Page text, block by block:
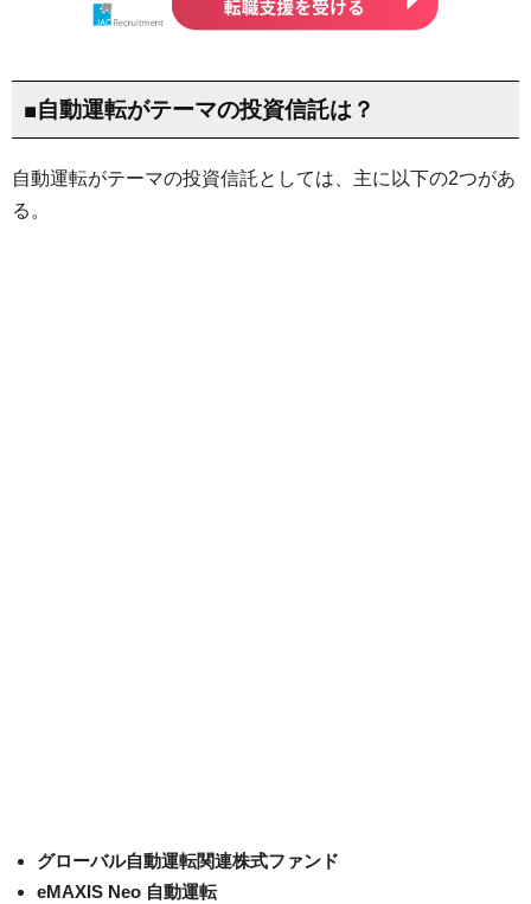
■自動運転がテーマの投資信託は？
自動運転がテーマの投資信託としては、主に以下の2つがあ
る。
グローバル自動運転関連株式ファンド
eMAXIS Neo 自動運転